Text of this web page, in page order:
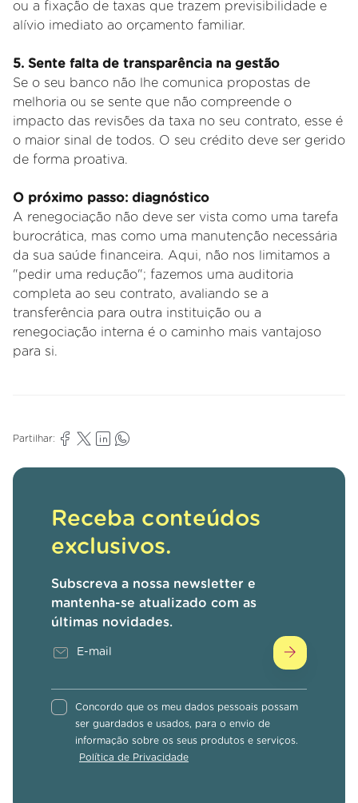
ou a fixação de taxas que trazem previsibilidade e
alívio imediato ao orçamento familiar.
5. Sente falta de transparência na gestão
Se o seu banco não lhe comunica propostas de
melhoria ou se sente que não compreende o
impacto das revisões da taxa no seu contrato, esse é
o maior sinal de todos. O seu crédito deve ser gerido
de forma proativa.
O próximo passo: diagnóstico
A renegociação não deve ser vista como uma tarefa
burocrática, mas como uma manutenção necessária
da sua saúde financeira. Aqui, não nos limitamos a
"pedir uma redução"; fazemos uma auditoria
completa ao seu contrato, avaliando se a
transferência para outra instituição ou a
renegociação interna é o caminho mais vantajoso
para si.
Partilhar:
Receba conteúdos
exclusivos.
Subscreva a nossa newsletter e
mantenha-se atualizado com as
últimas novidades.
Concordo que os meu dados pessoais possam
ser guardados e usados, para o envio de
informação sobre os seus produtos e serviços.
Política de Privacidade